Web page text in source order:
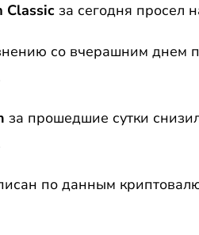
Classicза сегодня просел
со вчерашним днем
за прошедшие сутки
по данным